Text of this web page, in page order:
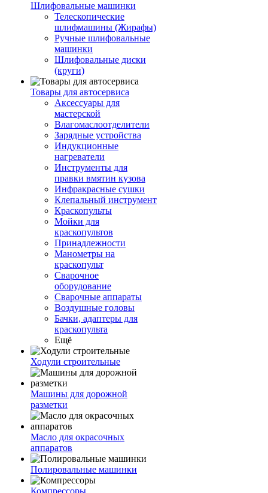
Шлифовальные машинки
Телескопические
шлифмашины (Жирафы)
Ручные шлифовальные
машинки
Шлифовальные диски
(круги)
Товары для автосервиса
Аксессуары для
мастерской
Влагомаслоотделители
Зарядные устройства
Индукционные
нагреватели
Инструменты для
правки вмятин кузова
Инфракрасные сушки
Клепальный инструмент
Краскопульты
Мойки для
краскопультов
Принадлежности
Манометры на
краскопульт
Сварочное
оборудование
Сварочные аппараты
Воздушные головы
Бачки, адаптеры для
краскопульта
Ещё
Ходули строительные
Машины для дорожной
разметки
Масло для окрасочных
аппаратов
Полировальные машинки
Компрессоры